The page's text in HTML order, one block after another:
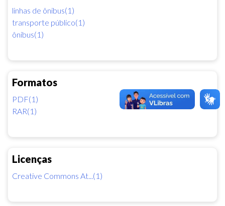
linhas de ônibus(1)
transporte público(1)
ônibus(1)
Formatos
PDF(1)
RAR(1)
Licenças
Creative Commons At...(1)